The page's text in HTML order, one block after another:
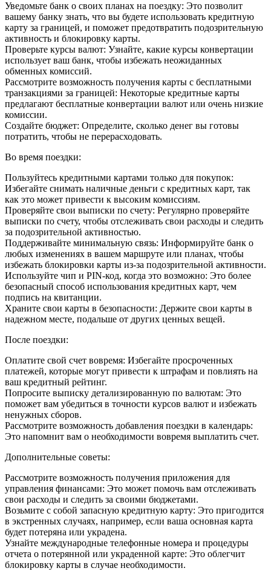
Уведомьте банк о своих планах на поездку: Это позволит
вашему банку знать, что вы будете использовать кредитную
карту за границей, и поможет предотвратить подозрительную
активность и блокировку карты.
Проверьте курсы валют: Узнайте, какие курсы конвертации
использует ваш банк, чтобы избежать неожиданных
обменных комиссий.
Рассмотрите возможность получения карты с бесплатными
транзакциями за границей: Некоторые кредитные карты
предлагают бесплатные конвертации валют или очень низкие
комиссии.
Создайте бюджет: Определите, сколько денег вы готовы
потратить, чтобы не перерасходовать.
Во время поездки:
Пользуйтесь кредитными картами только для покупок:
Избегайте снимать наличные деньги с кредитных карт, так
как это может привести к высоким комиссиям.
Проверяйте свои выписки по счету: Регулярно проверяйте
выписки по счету, чтобы отслеживать свои расходы и следить
за подозрительной активностью.
Поддерживайте минимальную связь: Информируйте банк о
любых изменениях в вашем маршруте или планах, чтобы
избежать блокировки карты из-за подозрительной активности.
Используйте чип и PIN-код, когда это возможно: Это более
безопасный способ использования кредитных карт, чем
подпись на квитанции.
Храните свои карты в безопасности: Держите свои карты в
надежном месте, подальше от других ценных вещей.
После поездки:
Оплатите свой счет вовремя: Избегайте просроченных
платежей, которые могут привести к штрафам и повлиять на
ваш кредитный рейтинг.
Попросите выписку детализированную по валютам: Это
поможет вам убедиться в точности курсов валют и избежать
ненужных сборов.
Рассмотрите возможность добавления поездки в календарь:
Это напомнит вам о необходимости вовремя выплатить счет.
Дополнительные советы:
Рассмотрите возможность получения приложения для
управления финансами: Это может помочь вам отслеживать
свои расходы и следить за своими бюджетами.
Возьмите с собой запасную кредитную карту: Это пригодится
в экстренных случаях, например, если ваша основная карта
будет потеряна или украдена.
Узнайте международные телефонные номера и процедуры
отчета о потерянной или украденной карте: Это облегчит
блокировку карты в случае необходимости.